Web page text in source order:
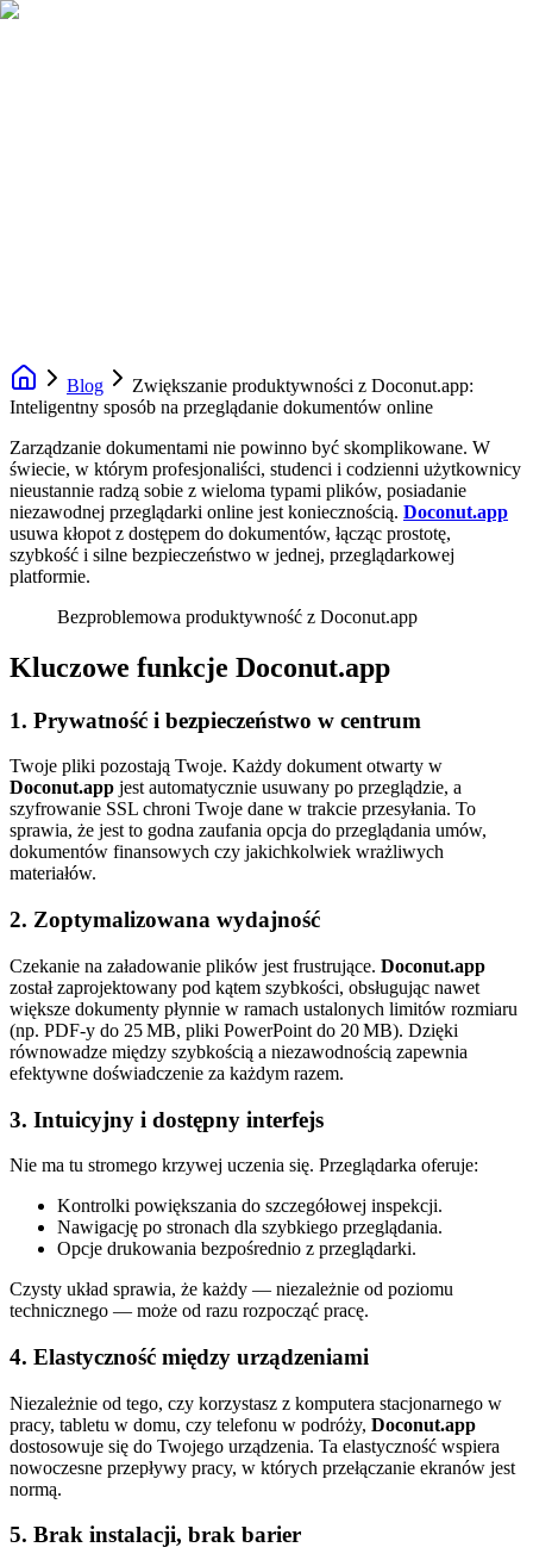
Blog
Zwiększanie produktywności z Doconut.app:
Inteligentny sposób na przeglądanie dokumentów online
Zarządzanie dokumentami nie powinno być skomplikowane. W
świecie, w którym profesjonaliści, studenci i codzienni użytkownicy
nieustannie radzą sobie z wieloma typami plików, posiadanie
niezawodnej przeglądarki online jest koniecznością. Doconut.app
usuwa kłopot z dostępem do dokumentów, łącząc prostotę,
szybkość i silne bezpieczeństwo w jednej, przeglądarkowej
platformie.
Bezproblemowa produktywność z Doconut.app
Kluczowe funkcje Doconut.app
1. Prywatność i bezpieczeństwo w centrum
Twoje pliki pozostają Twoje. Każdy dokument otwarty w
Doconut.app jest automatycznie usuwany po przeglądzie, a
szyfrowanie SSL chroni Twoje dane w trakcie przesyłania. To
sprawia, że jest to godna zaufania opcja do przeglądania umów,
dokumentów finansowych czy jakichkolwiek wrażliwych
materiałów.
2. Zoptymalizowana wydajność
Czekanie na załadowanie plików jest frustrujące. Doconut.app
został zaprojektowany pod kątem szybkości, obsługując nawet
większe dokumenty płynnie w ramach ustalonych limitów rozmiaru
(np. PDF‑y do 25 MB, pliki PowerPoint do 20 MB). Dzięki
równowadze między szybkością a niezawodnością zapewnia
efektywne doświadczenie za każdym razem.
3. Intuicyjny i dostępny interfejs
Nie ma tu stromego krzywej uczenia się. Przeglądarka oferuje:
Kontrolki powiększania do szczegółowej inspekcji.
Nawigację po stronach dla szybkiego przeglądania.
Opcje drukowania bezpośrednio z przeglądarki.
Czysty układ sprawia, że każdy — niezależnie od poziomu
technicznego — może od razu rozpocząć pracę.
4. Elastyczność między urządzeniami
Niezależnie od tego, czy korzystasz z komputera stacjonarnego w
pracy, tabletu w domu, czy telefonu w podróży, Doconut.app
dostosowuje się do Twojego urządzenia. Ta elastyczność wspiera
nowoczesne przepływy pracy, w których przełączanie ekranów jest
normą.
5. Brak instalacji, brak barier